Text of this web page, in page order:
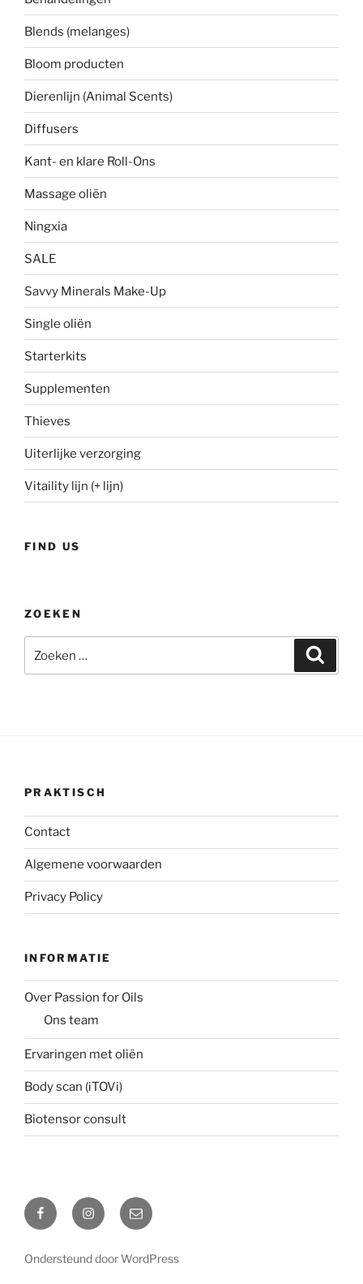
Blends (melanges)
Bloom producten
Dierenlijn (Animal Scents)
Diffusers
Kant- en klare Roll-Ons
Massage oliën
Ningxia
SALE
Savvy Minerals Make-Up
Single oliën
Starterkits
Supplementen
Thieves
Uiterlijke verzorging
Vitaility lijn (+ lijn)
FIND US
ZOEKEN
naar:
PRAKTISCH
Contact
Algemene voorwaarden
Privacy Policy
INFORMATIE
Over Passion for Oils
Ons team
Ervaringen met oliën
Body scan (iTOVi)
Biotensor consult
FacebookInstagramEmail
Ondersteund door WordPress